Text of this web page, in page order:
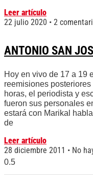
Leer artículo
22 julio 2020
2
ANTONIO SAN
Hoy en vivo de 17 a 19
reemisiones
horas, el periodista y
fueron sus personales
estará con Marikal
de
Leer artículo
28 diciembre 2011
No